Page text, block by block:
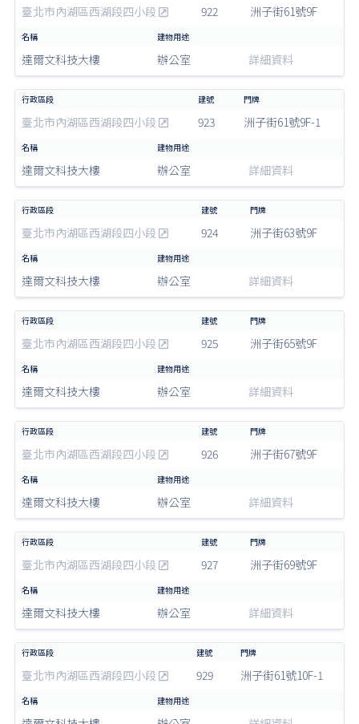
臺北市內湖區西湖段四小段 922 洲子街61號9F
達爾文科技大樓 辦公室 詳細資料
臺北市內湖區西湖段四小段 923 洲子街61號9F-1
達爾文科技大樓 辦公室 詳細資料
臺北市內湖區西湖段四小段 924 洲子街63號9F
達爾文科技大樓 辦公室 詳細資料
臺北市內湖區西湖段四小段 925 洲子街65號9F
達爾文科技大樓 辦公室 詳細資料
臺北市內湖區西湖段四小段 926 洲子街67號9F
達爾文科技大樓 辦公室 詳細資料
臺北市內湖區西湖段四小段 927 洲子街69號9F
達爾文科技大樓 辦公室 詳細資料
臺北市內湖區西湖段四小段 929 洲子街61號10F-1